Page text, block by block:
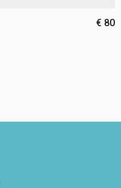
€ 80